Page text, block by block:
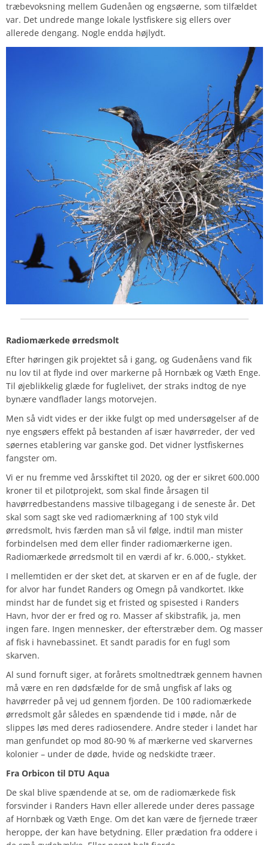
træbevoksning mellem Gudenåen og engsøerne, som tilfældet
var. Det undrede mange lokale lystfiskere sig ellers over
allerede dengang. Nogle endda højlydt.
Radiomærkede ørredsmolt
Efter høringen gik projektet så i gang, og Gudenåens vand fik
nu lov til at flyde ind over markerne på Hornbæk og Væth Enge.
Til øjeblikkelig glæde for fuglelivet, der straks indtog de nye
bynære vandflader langs motorvejen.
Men så vidt vides er der ikke fulgt op med undersøgelser af de
nye engsøers effekt på bestanden af især havørreder, der ved
søernes etablering var ganske god. Det vidner lystfiskernes
fangster om.
Vi er nu fremme ved årsskiftet til 2020, og der er sikret 600.000
kroner til et pilotprojekt, som skal finde årsagen til
havørredbestandens massive tilbagegang i de seneste år. Det
skal som sagt ske ved radiomærkning af 100 styk vild
ørredsmolt, hvis færden man så vil følge, indtil man mister
forbindelsen med dem eller finder radiomærkerne igen.
Radiomærkede ørredsmolt til en værdi af kr. 6.000,- stykket.
I mellemtiden er der sket det, at skarven er en af de fugle, der
for alvor har fundet Randers og Omegn på vandkortet. Ikke
mindst har de fundet sig et fristed og spisested i Randers
Havn, hvor der er fred og ro. Masser af skibstrafik, ja, men
ingen fare. Ingen mennesker, der efterstræber dem. Og masser
af fisk i havnebassinet. Et sandt paradis for en fugl som
skarven.
Al sund fornuft siger, at forårets smoltnedtræk gennem havnen
må være en ren dødsfælde for de små ungfisk af laks og
havørreder på vej ud gennem fjorden. De 100 radiomærkede
ørredsmolt går således en spændende tid i møde, når de
slippes løs med deres radiosendere. Andre steder i landet har
man genfundet op mod 80-90 % af mærkerne ved skarvernes
kolonier – under de døde, hvide og nedskidte træer.
Fra Orbicon til DTU Aqua
De skal blive spændende at se, om de radiomærkede fisk
forsvinder i Randers Havn eller allerede under deres passage
af Hornbæk og Væth Enge. Om det kan være de fjernede træer
heroppe, der kan have betydning. Eller prædation fra oddere i